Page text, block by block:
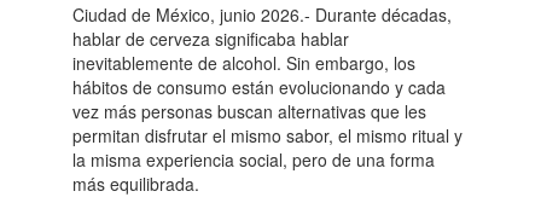
Ciudad de México, junio 2026.- Durante décadas,
hablar de cerveza significaba hablar
inevitablemente de alcohol. Sin embargo, los
hábitos de consumo están evolucionando y cada
vez más personas buscan alternativas que les
permitan disfrutar el mismo sabor, el mismo ritual y
la misma experiencia social, pero de una forma
más equilibrada.